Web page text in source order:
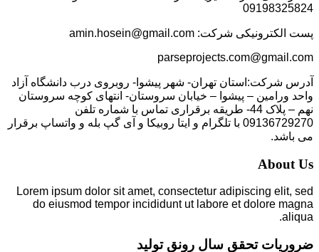
09198325824
پست الکترونیکی شرکت: amin.hosein@gmail.com
parseprojects.com@gmail.com
آدرس شرکت:استان تهران- شهر پیشوا- روبروی درب دانشگاه آزاد
واحد ورامین – پیشوا – خیابان سروستان- انتهای کوچه سروستان
نهم – پلاک 44- طریقه برقراری تماس با شماره تلفن
09136729270 با تلگرام و ایتا روبیکا و آی گپ بله و واتساپ برقرار
می باشد.
About Us
Lorem ipsum dolor sit amet, consectetur adipiscing elit, sed
do eiusmod tempor incididunt ut labore et dolore magna
aliqua.
ضروریات تحقق سال رونق تولید